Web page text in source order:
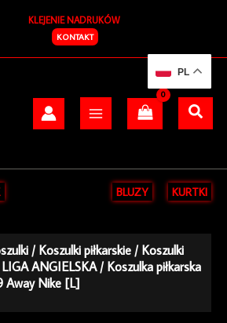
KLEJENIE NADRUKÓW
KONTAKT
BLUZY KURTKI
/Koszulki piłkarskie /Koszulki
LIGA ANGIELSKA/ Koszulka piłkarska
Away Nike [L]
PL